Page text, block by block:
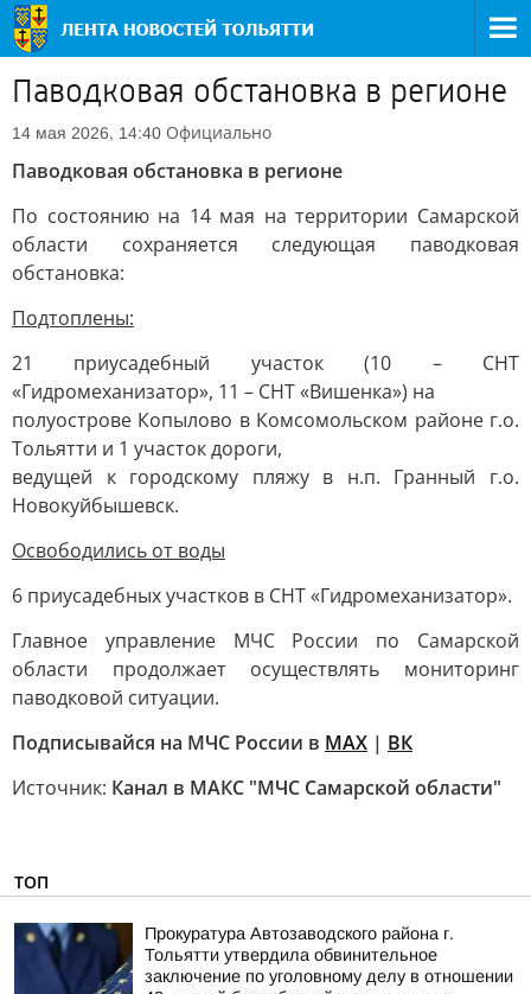
Паводковая обстановка в регионе
14 мая 2026, 14:40 Официально
Паводковая обстановка в регионе
По состоянию на 14 мая на территории Самарской
области сохраняется следующая паводковая
обстановка:
Подтоплены:
21 приусадебный участок (10 – СНТ
«Гидромеханизатор», 11 – СНТ «Вишенка») на
полуострове Копылово в Комсомольском районе г.о.
Тольятти и 1 участок дороги,
ведущей к городскому пляжу в н.п. Гранный г.о.
Новокуйбышевск.
Освободились от воды
6 приусадебных участков в СНТ «Гидромеханизатор».
Главное управление МЧС России по Самарской
области продолжает осуществлять мониторинг
паводковой ситуации.
Подписывайся на МЧС России в МАХ | ВК
Источник: Канал в МАКС "МЧС Самарской области"
ТОП
Прокуратура Автозаводского района г.
Тольятти утвердила обвинительное
заключение по уголовному делу в отношении